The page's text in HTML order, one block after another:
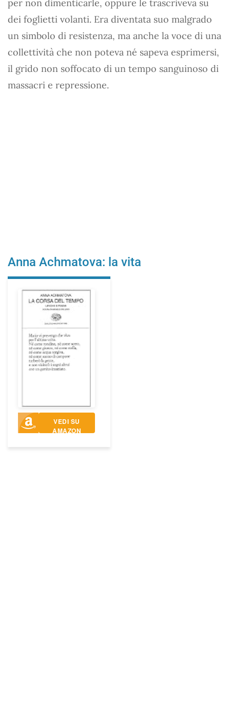
per non dimenticarle, oppure le trascriveva su
dei foglietti volanti. Era diventata suo malgrado
un simbolo di resistenza, ma anche la voce di una
collettività che non poteva né sapeva esprimersi,
il grido non soffocato di un tempo sanguinoso di
massacri e repressione.
Anna Achmatova: la vita
VEDI SU
AMAZON